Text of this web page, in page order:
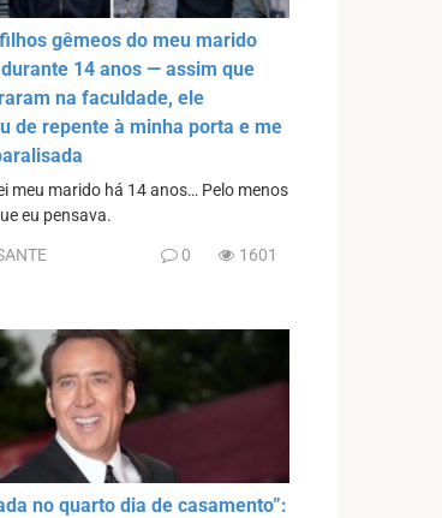
gêmeos do meu marido
14 anos — assim que
na faculdade, ele
de repente à minha porta e me
meu marido há 14 anos… Pelo menos
eu pensava.
0 1601
no quarto dia de casamento”: